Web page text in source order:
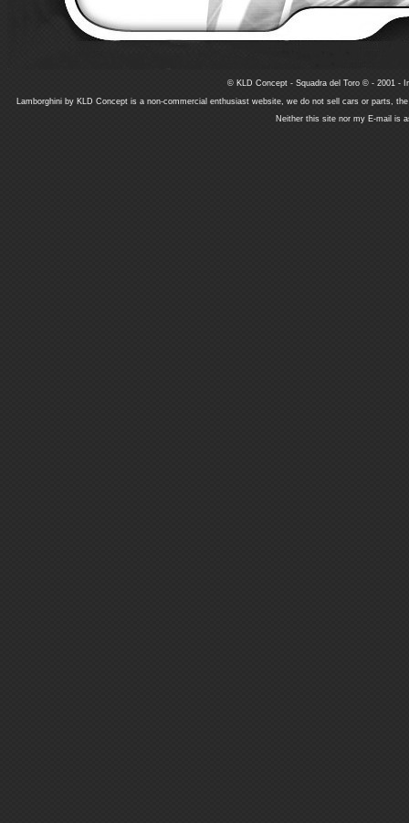
© KLD Concept - Squadra del Toro © - 2001 -
Lamborghini by KLD Concept is a non-commercial enthusiast website, we do not sell cars or parts,
Neither this site nor my E-mail is